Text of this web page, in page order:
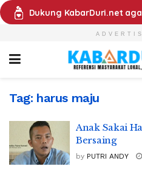
Dukung KabarDuri.net
Tag: harus maju
Anak Sakai
Bersaing
by PUTRI ANDY